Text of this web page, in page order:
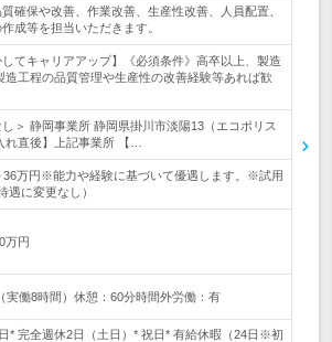
確保や改善、作業改善、生産性改善、人員配置、
成等を担当いただきます。
してキャリアアップ】《必須条件》高卒以上、製造
工程の品質管理や生産性の改善経験等あれば歓
し＞ 静岡事業所 静岡県掛川市淡陽13（エコポリス
れ直後】上記事業所 【…
36万円※能力や経験に基づいて優遇します。※試用
遇に変更なし）
万円
実働8時間）休憩：60分時間外労働：有
* 完全週休2日（土日）* 祝日* 有給休暇（24日※初